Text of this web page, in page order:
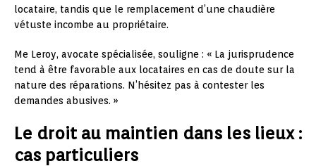
locataire, tandis que le remplacement d’une chaudière
vétuste incombe au propriétaire.
Me Leroy, avocate spécialisée, souligne : « La jurisprudence
tend à être favorable aux locataires en cas de doute sur la
nature des réparations. N’hésitez pas à contester les
demandes abusives. »
Le droit au maintien dans les lieux :
cas particuliers